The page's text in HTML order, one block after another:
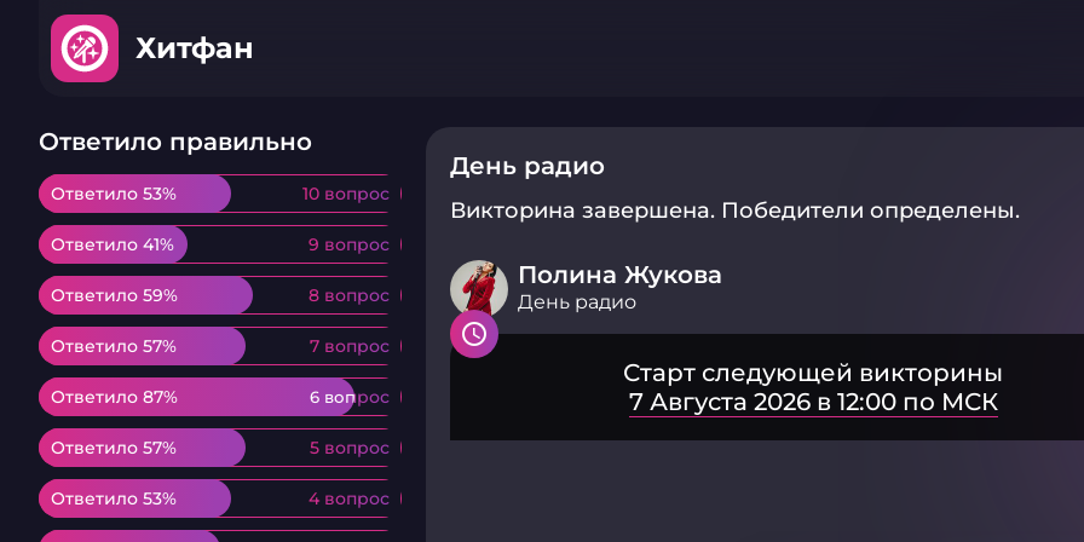
Хитфан
Ответило правильно
Ответило 53% 10 вопрос
Ответило 53% 10 вопрос
Ответило 41% 9 вопрос
Ответило 41% 9 вопрос
Ответило 59% 8 вопрос
Ответило 59% 8 вопрос
Ответило 57% 7 вопрос
Ответило 57% 7 вопрос
Ответило 87% 6 вопрос
Ответило 87% 6 вопрос
Ответило 57% 5 вопрос
Ответило 57% 5 вопрос
Ответило 53% 4 вопрос
Ответило 53% 4 вопрос
День радио
Викторина завершена. Победители определены.
Полина Жукова
День радио
Старт следующей викторины
7 Августа 2026 в 12:00 по МСК